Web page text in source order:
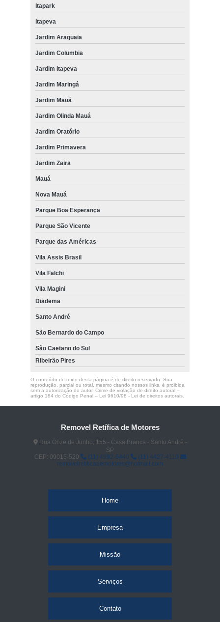
Itapark
Itapeva
Jardim Araguaia
Jardim Columbia
Jardim Itapeva
Jardim Maringá
Jardim Mauá
Jardim Olinda Mauá
Jardim Oratório
Jardim Primavera
Jardim Zaira
Mauá
Nova Mauá
Parque Boa Esperança
Parque São Vicente
Parque das Américas
Vila Assis Brasil
Vila Falchi
Vila Magini
Diadema
Santo André
São Bernardo do Campo
São Caetano do Sul
Ribeirão Pires
O conteúdo do texto desta página é de direito reservado. Sua
reprodução, parcial ou total, mesmo citando nossos links, é proibida
sem a autorização do autor. Crime de violação de direito autoral –
artigo 184 do Código Penal – Lei 9610/98 - Lei de direitos autorais.
Removel Retífica de Motores
Rua Onze de Junho, 155 - Casa Branca - Santo André -
SP
CEP: 09015-520
(11) 4992-6440
(11) 4427-4110
removelretificademotores@hotmail.com
Home
Empresa
Missão
Serviços
Contato